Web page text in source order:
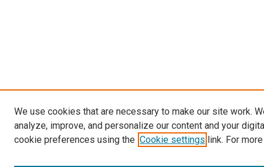
We use cookies that are necessary to make our site work.
analyze, improve, and personalize our content and your
cookie preferences using the Cookie settings link. For